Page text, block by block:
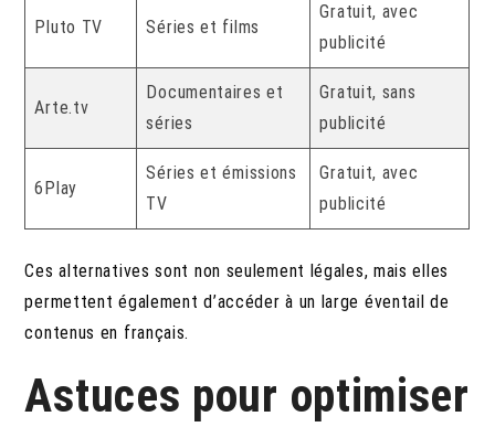
Pluto TV Séries et films
Gratuit, avec
publicité
Arte.tv
Documentaires et
séries
Gratuit, sans
publicité
6Play
Séries et émissions
TV
Gratuit, avec
publicité
Ces alternatives sont non seulement légales, mais elles
permettent également d’accéder à un large éventail de
contenus en français.
Astuces pour optimiser